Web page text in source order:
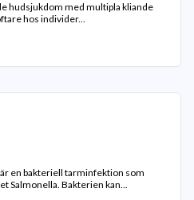
hudsjukdom med multipla kliande
hos individer...
en bakteriell tarminfektion som
Salmonella. Bakterien kan...